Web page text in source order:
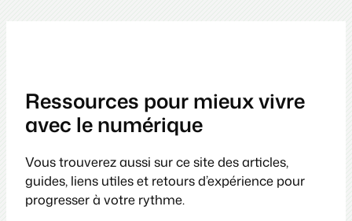
Ressources pour mieux vivre
avec le numérique
Vous trouverez aussi sur ce site des articles,
guides, liens utiles et retours d’expérience pour
progresser à votre rythme.